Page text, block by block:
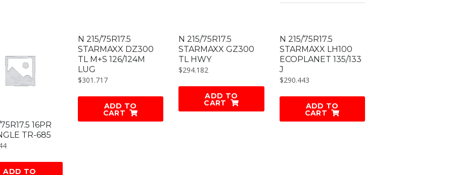
16PR
TR-685
ADD TO
N 215/75R17.5
STARMAXX DZ300
TL M+S 126/124M
LUG
$301.717
ADD TO
CART
N 215/75R17.5
STARMAXX GZ300
TL HWY
$294.182
ADD TO
CART
N 215/75R17.5
STARMAXX LH100
ECOPLANET 135/133
J
$290.443
ADD TO
CART